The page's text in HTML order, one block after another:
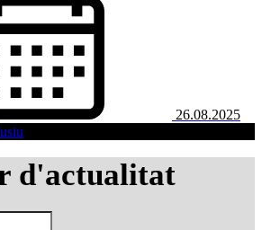
26.08.2025
d'actualitat